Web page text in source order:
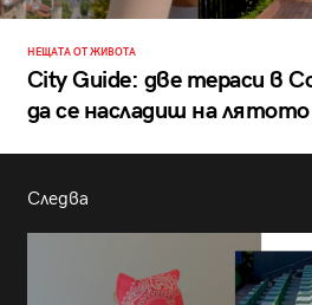
НЕЩАТА ОТ ЖИВОТА
City Guide: две тераси в
да се насладиш на лятото
Следва